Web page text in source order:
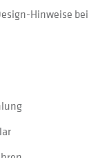
Hinweise bei